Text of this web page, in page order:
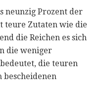
neunzig Prozent der
teure Zutaten wie die
die Reichen es sich
die weniger
die teuren
bescheidenen